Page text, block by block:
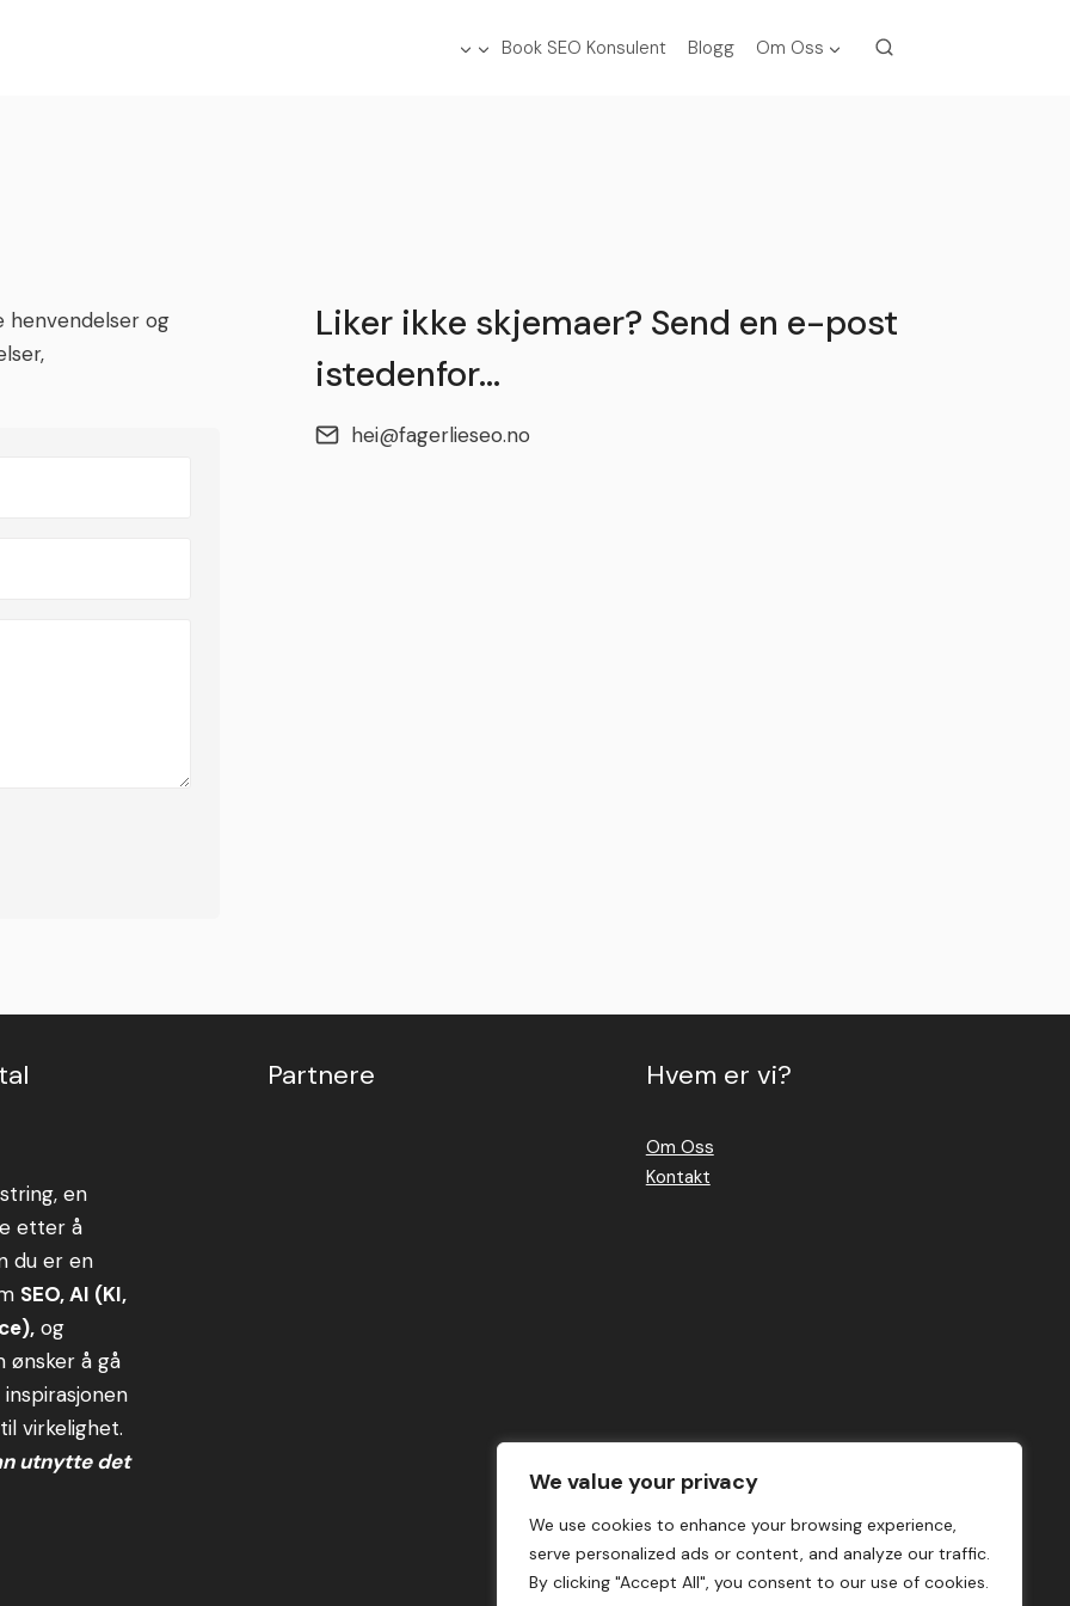
We value your privacy
We use cookies to enhance your browsing experience,
serve personalized ads or content, and analyze our traffic.
By clicking "Accept All", you consent to our use of cookies.
Book SEO Konsulent Blogg Om Oss
henvendelser og
Liker ikke skjemaer? Send en e-post
istedenfor…
hei@fagerlieseo.no
en
etter å
du er en
SEO, AI (KI,
og
ønsker å gå
virkelighet.
utnytte det
Partnere Hvem er vi?
Om Oss
Kontakt